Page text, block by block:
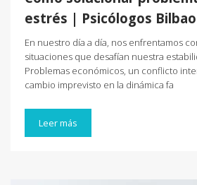
estrés | Psicólogos Bilbao
En nuestro día a día, nos enfrentamos
situaciones que desafían nuestra
Problemas económicos, un conflicto
cambio imprevisto en la dinámica fa
Leer más